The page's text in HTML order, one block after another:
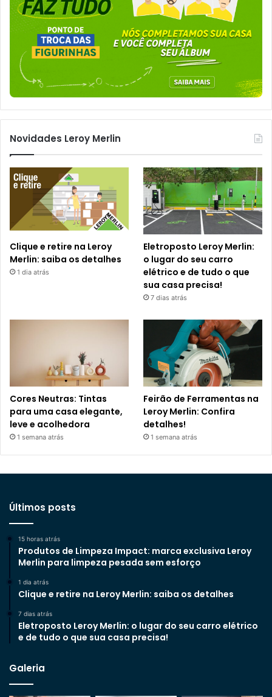
Novidades Leroy Merlin
Clique e retire na Leroy
Merlin: saiba os detalhes
1 dia atrás
Eletroposto Leroy Merlin:
o lugar do seu carro
elétrico e de tudo o que
sua casa precisa!
7 dias atrás
Cores Neutras: Tintas
para uma casa elegante,
leve e acolhedora
1 semana atrás
Feirão de Ferramentas na
Leroy Merlin: Confira
detalhes!
1 semana atrás
Últimos posts
15 horas atrás
Produtos de Limpeza Impact: marca exclusiva Leroy
Merlin para limpeza pesada sem esforço
1 dia atrás
Clique e retire na Leroy Merlin: saiba os detalhes
7 dias atrás
Eletroposto Leroy Merlin: o lugar do seu carro elétrico
e de tudo o que sua casa precisa!
Galeria